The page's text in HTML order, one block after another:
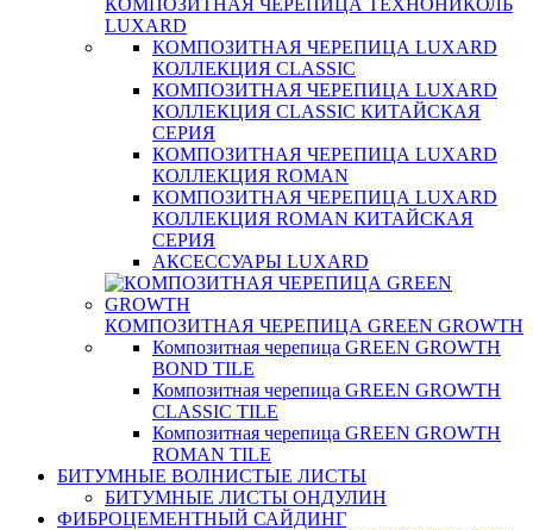
КОМПОЗИТНАЯ ЧЕРЕПИЦА ТЕХНОНИКОЛЬ
LUXARD
КОМПОЗИТНАЯ ЧЕРЕПИЦА LUXARD
КОЛЛЕКЦИЯ CLASSIC
КОМПОЗИТНАЯ ЧЕРЕПИЦА LUXARD
КОЛЛЕКЦИЯ CLASSIC КИТАЙСКАЯ
СЕРИЯ
КОМПОЗИТНАЯ ЧЕРЕПИЦА LUXARD
КОЛЛЕКЦИЯ ROMAN
КОМПОЗИТНАЯ ЧЕРЕПИЦА LUXARD
КОЛЛЕКЦИЯ ROMAN КИТАЙСКАЯ
СЕРИЯ
АКСЕССУАРЫ LUXARD
КОМПОЗИТНАЯ ЧЕРЕПИЦА GREEN GROWTH
Композитная черепица GREEN GROWTH
BOND TILE
Композитная черепица GREEN GROWTH
CLASSIC TILE
Композитная черепица GREEN GROWTH
ROMAN TILE
БИТУМНЫЕ ВОЛНИСТЫЕ ЛИСТЫ
БИТУМНЫЕ ЛИСТЫ ОНДУЛИН
ФИБРОЦЕМЕНТНЫЙ САЙДИНГ